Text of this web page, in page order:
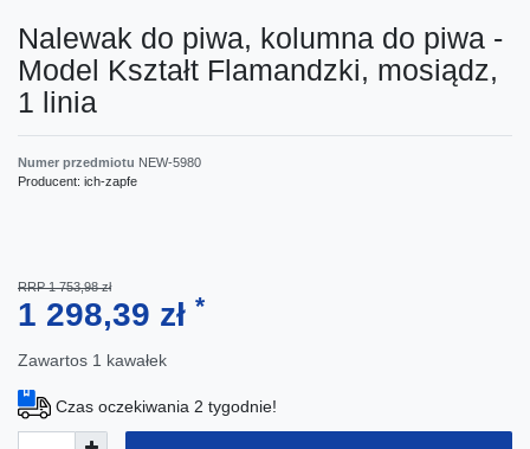
Nalewak do piwa, kolumna do piwa -
Model Kształt Flamandzki, mosiądz,
1 linia
Numer przedmiotu NEW-5980
Producent: ich-zapfe
RRP 1 753,98 zł
1 298,39 zł *
Zawartos 1 kawałek
Czas oczekiwania 2 tygodnie!